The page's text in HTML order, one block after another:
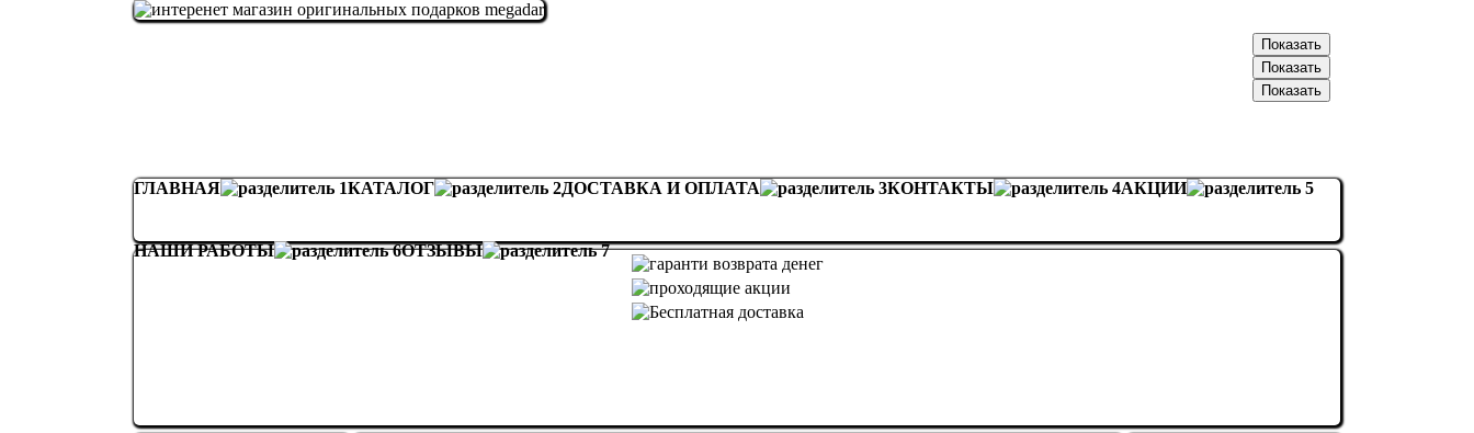
Показать
Показать
Показать
ГЛАВНАЯ КАТАЛОГ ДОСТАВКА И ОПЛАТА КОНТАКТЫ АКЦИИ
НАШИ РАБОТЫ ОТЗЫВЫ